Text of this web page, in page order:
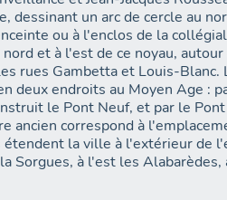
dessinant un arc de cercle au
ou à l'enclos de la
et à l'est de ce noyau,
rues Gambetta et Louis-Blanc.
deux endroits au Moyen Age :
le Pont Neuf, et par le
ancien correspond à
la ville à l'extérieur de
Sorgues, à l'est les